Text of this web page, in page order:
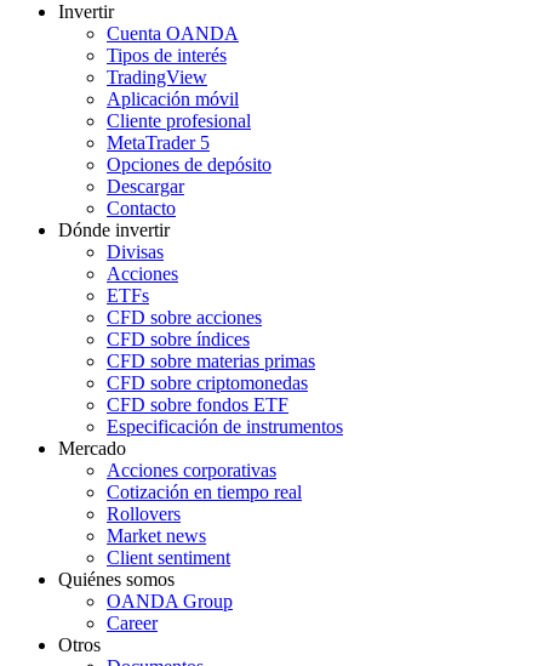
Invertir
Cuenta OANDA
Tipos de interés
TradingView
Aplicación móvil
Cliente profesional
MetaTrader 5
Opciones de depósito
Descargar
Contacto
Dónde invertir
Divisas
Acciones
ETFs
CFD sobre acciones
CFD sobre índices
CFD sobre materias primas
CFD sobre criptomonedas
CFD sobre fondos ETF
Especificación de instrumentos
Mercado
Acciones corporativas
Cotización en tiempo real
Rollovers
Market news
Client sentiment
Quiénes somos
OANDA Group
Career
Otros